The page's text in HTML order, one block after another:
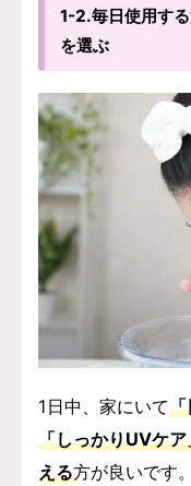
1-2.毎日使用す
を選ぶ
1日中、家にいて「
「しっかりUVケア
える方が良いです。